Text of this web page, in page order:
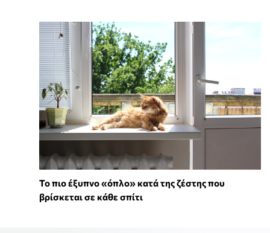
To πιο έξυπνο «όπλο» κατά της ζέστης που
βρίσκεται σε κάθε σπίτι